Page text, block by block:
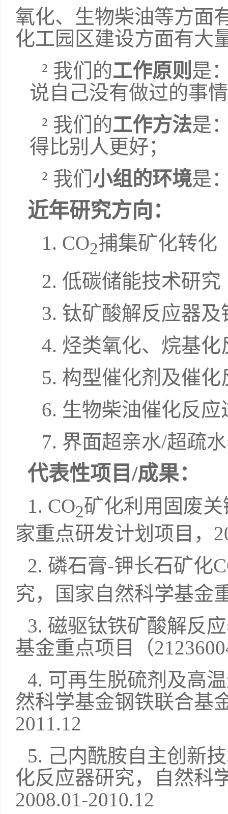
氧化、生物柴油等方面
化工园区建设方面有大
² 我们的工作原则 是
说自己没有做过的事
² 我们的工作方法是
得比别人更好；
² 我们 小组的环境是
近年研究方向：
1. CO2捕集矿化转化
2. 低碳储能技术研究
3. 钛矿酸解反应器及
4. 烃类氧化、烷基
5. 构型催化剂及催化
6. 生物柴油催化反
7. 界面超亲水/超疏
代表性项目 /成果：
1. CO2矿化利用固废
家重点研发计划项目，
2. 磷石膏-钾长石矿化
究，国家自然科学基金
3. 磁驱钛铁矿酸解反
基金重点项目（
4. 可再生脱硫剂及高
然科学基金钢铁联合基
2011.12
5. 己内酰胺自主创新
化反应器研究，自然科
2008.01-2010.12